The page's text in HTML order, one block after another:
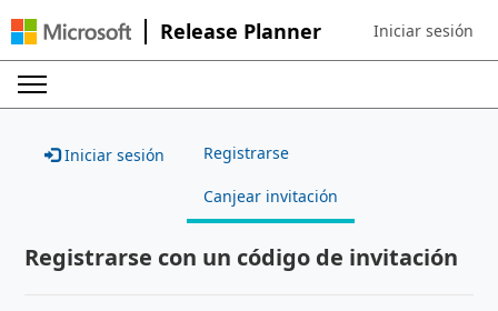
Release Planner Sign in to your
Iniciar sesión
Iniciar sesión Registrarse
Canjear invitación
Registrarse con un código de invitación